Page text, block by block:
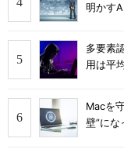
明かす
多要素
用は平
Macを
壁”にな